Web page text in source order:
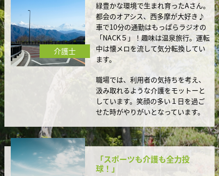
介護士
緑豊かな環境で生まれ育ったAさん。
都会のオアシス、西多摩が大好き♪
車で10分の通勤はもっぱらラジオの
「NACK５」！趣味は温泉旅行。運転
中は懐メロを流して気分転換してい
ます。
職場では、利用者の気持ちを考え、
汲み取れるような介護をモットーと
しています。笑顔の多い１日を過ご
せた時がやりがいとなっています。
「スポーツも介護も全力投
球！」